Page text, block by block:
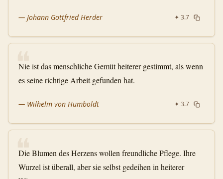
— Johann Gottfried Herder ✦ 3.7
❝
Nie ist das menschliche Gemüt heiterer gestimmt, als wenn
es seine richtige Arbeit gefunden hat.
— Wilhelm von Humboldt ✦ 3.7
❝
Die Blumen des Herzens wollen freundliche Pflege. Ihre
Wurzel ist überall, aber sie selbst gedeihen in heiterer